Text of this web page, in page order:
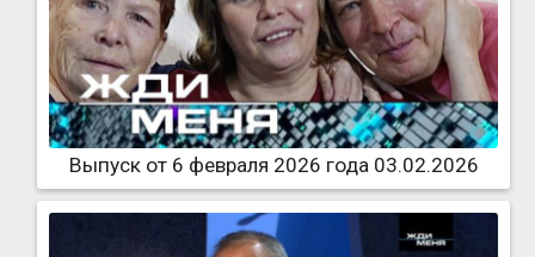
Выпуск от 6 февраля 2026 года 03.02.2026